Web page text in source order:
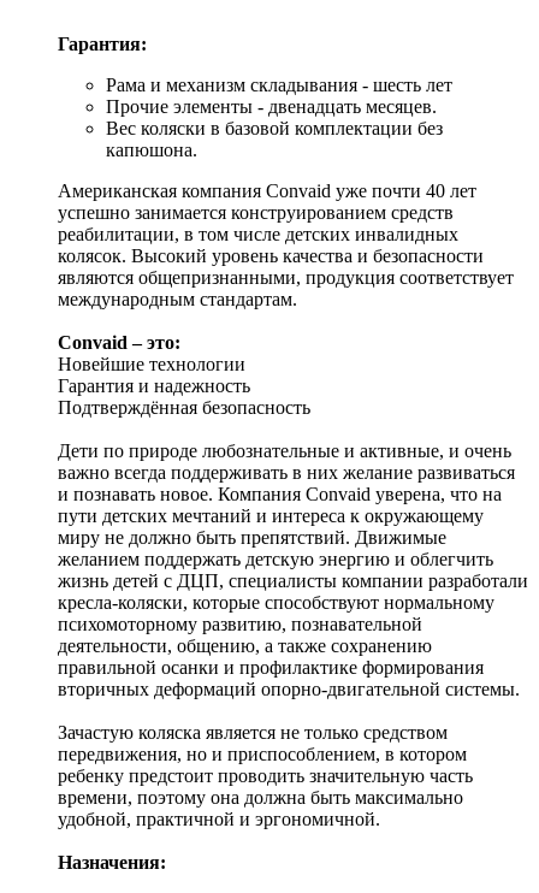
Гарантия:
Рама и механизм складывания - шесть лет
Прочие элементы - двенадцать месяцев.
Вес коляски в базовой комплектации без
капюшона.
Американская компания Convaid уже почти 40 лет
успешно занимается конструированием средств
реабилитации, в том числе детских инвалидных
колясок. Высокий уровень качества и безопасности
являются общепризнанными, продукция соответствует
международным стандартам.
Convaid – это:
Новейшие технологии
Гарантия и надежность
Подтверждённая безопасность
Дети по природе любознательные и активные, и очень
важно всегда поддерживать в них желание развиваться
и познавать новое. Компания Convaid уверена, что на
пути детских мечтаний и интереса к окружающему
миру не должно быть препятствий. Движимые
желанием поддержать детскую энергию и облегчить
жизнь детей с ДЦП, специалисты компании разработали
кресла-коляски, которые способствуют нормальному
психомоторному развитию, познавательной
деятельности, общению, а также сохранению
правильной осанки и профилактике формирования
вторичных деформаций опорно-двигательной системы.
Зачастую коляска является не только средством
передвижения, но и приспособлением, в котором
ребенку предстоит проводить значительную часть
времени, поэтому она должна быть максимально
удобной, практичной и эргономичной.
Назначения: